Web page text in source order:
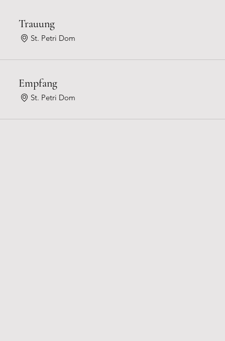
Trauung
St. Petri Dom
Empfang
St. Petri Dom